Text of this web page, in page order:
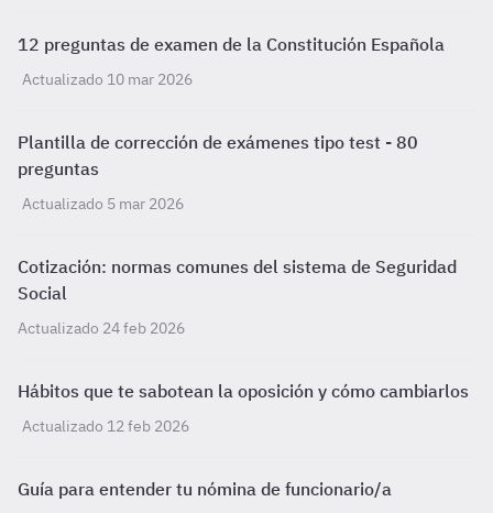
12 preguntas de examen de la Constitución Española
Actualizado 10 mar 2026
Plantilla de corrección de exámenes tipo test - 80
preguntas
Actualizado 5 mar 2026
Cotización: normas comunes del sistema de Seguridad
Social
Actualizado 24 feb 2026
Hábitos que te sabotean la oposición y cómo cambiarlos
Actualizado 12 feb 2026
Guía para entender tu nómina de funcionario/a